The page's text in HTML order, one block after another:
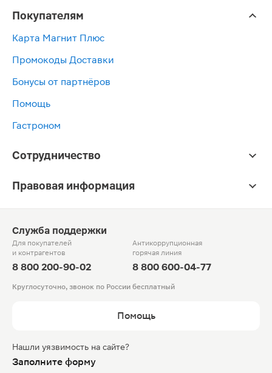
Покупателям
Карта Магнит Плюс
Промокоды Доставки
Бонусы от партнёров
Помощь
Гастроном
Сотрудничество
Правовая информация
Служба поддержки
Для покупателей
и контрагентов
8 800 200-90-02
Антикоррупционная
горячая линия
8 800 600-04-77
Круглосуточно, звонок по России бесплатный
Помощь
Нашли уязвимость на сайте?
Заполните форму